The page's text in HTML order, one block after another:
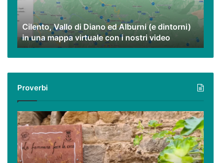
(e
dintorni)
una
mappa
virtuale
nostri
video
Cilento, Vallo di Diano ed Alburni (e dintorni)
in una mappa virtuale con i nostri video
Proverbi
Podcast
–
I
proverbi
cilentani